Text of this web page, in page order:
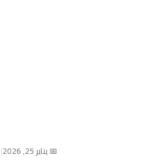
📅 يناير 25, 2026 |